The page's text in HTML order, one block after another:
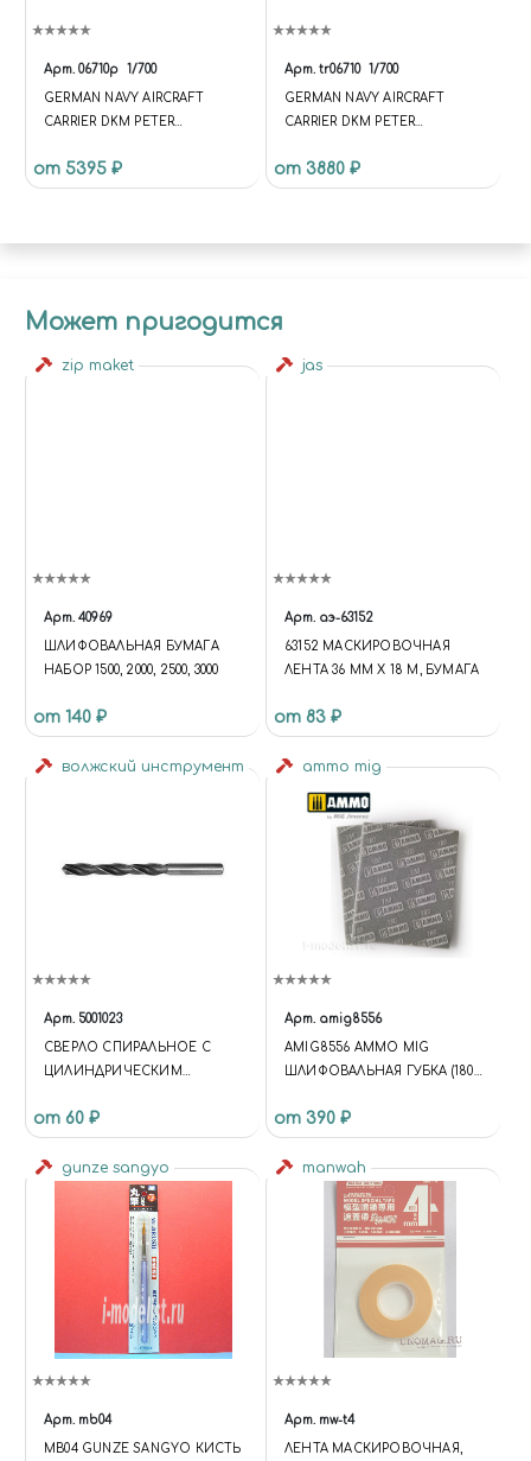
Арт. 06710p 1/700
GERMAN NAVY AIRCRAFT
CARRIER DKM PETER
от 5395 ₽
Арт. tr06710 1/700
GERMAN NAVY AIRCRAFT
CARRIER DKM PETER
от 3880 ₽
Может пригодится
zip maket
Арт. 40969
ШЛИФОВАЛЬНАЯ БУМАГА
НАБОР 1500, 2000, 2500, 3000
от 140 ₽
jas
Арт. аэ-63152
63152 МАСКИРОВОЧНАЯ
ЛЕНТА 36 ММ Х 18 М, БУМАГА
от 83 ₽
волжский инструмент
Арт. 5001023
СВЕРЛО СПИРАЛЬНОЕ С
ЦИЛИНДРИЧЕСКИМ
от 60 ₽
ammo mig
Арт. amig8556
AMIG8556 AMMO MIG
ШЛИФОВАЛЬНАЯ ГУБКА (180)
(180)
от 390 ₽
gunze sangyo
Арт. mb04
MB04 GUNZE SANGYO КИСТЬ
manwah
Арт. mw-t4
ЛЕНТА МАСКИРОВОЧНАЯ,